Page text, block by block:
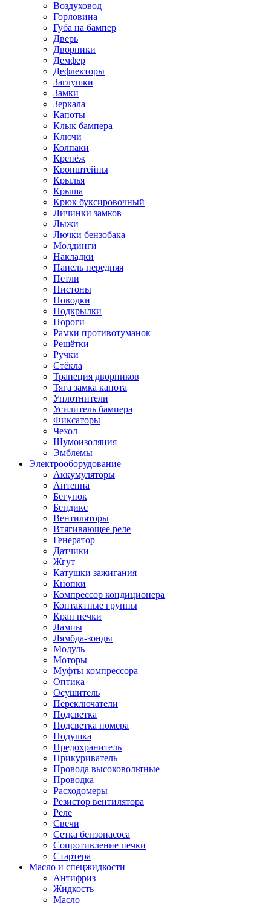
Воздуховод
Горловина
Губа на бампер
Дверь
Дворники
Демфер
Дефлекторы
Заглушки
Замки
Зеркала
Капоты
Клык бампера
Ключи
Колпаки
Крепёж
Кронштейны
Крылья
Крыша
Крюк буксировочный
Личинки замков
Лыжи
Лючки бензобака
Молдинги
Накладки
Панель передняя
Петли
Пистоны
Поводки
Подкрылки
Пороги
Рамки противотуманок
Решётки
Ручки
Стёкла
Трапеция дворников
Тяга замка капота
Уплотнители
Усилитель бампера
Фиксаторы
Чехол
Шумоизоляция
Эмблемы
Электрооборудование
Аккумуляторы
Антенна
Бегунок
Бендикс
Вентиляторы
Втягивающее реле
Генератор
Датчики
Жгут
Катушки зажигания
Кнопки
Компрессор кондиционера
Контактные группы
Кран печки
Лампы
Лямбда-зонды
Модуль
Моторы
Муфты компрессора
Оптика
Осушитель
Переключатели
Подсветка
Подсветка номера
Подушка
Предохранитель
Прикуриватель
Провода высоковольтные
Проводка
Расходомеры
Резистор вентилятора
Реле
Свечи
Сетка бензонасоса
Сопротивление печки
Стартера
Масло и спецжидкости
Антифриз
Жидкость
Масло